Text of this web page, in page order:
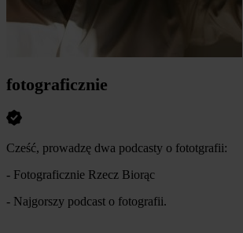
fotograficznie
Cześć, prowadzę dwa podcasty o fototgrafii:
- Fotograficznie Rzecz Biorąc
- Najgorszy podcast o fotografii.